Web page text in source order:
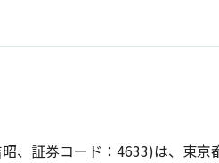
、証券コード：4633)は、東